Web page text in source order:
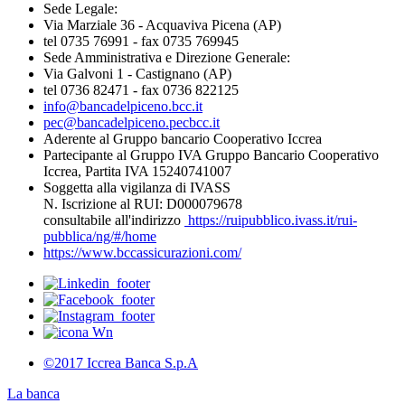
Sede Legale:
Via Marziale 36 - Acquaviva Picena (AP)
tel 0735 76991 - fax 0735 769945
Sede Amministrativa e Direzione Generale:
Via Galvoni 1 - Castignano (AP)
tel 0736 82471 - fax 0736 822125
info@bancadelpiceno.bcc.it
pec@bancadelpiceno.pecbcc.it
Aderente al Gruppo bancario Cooperativo Iccrea
Partecipante al Gruppo IVA Gruppo Bancario Cooperativo
Iccrea, Partita IVA 15240741007
Soggetta alla vigilanza di IVASS
N. Iscrizione al RUI: D000079678
consultabile all'indirizzo https://ruipubblico.ivass.it/rui-
pubblica/ng/#/home
https://www.bccassicurazioni.com/
©2017 Iccrea Banca S.p.A
La banca